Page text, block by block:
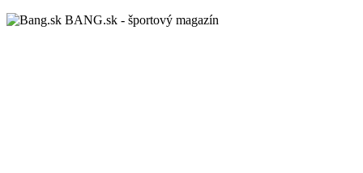
BANG.sk - športový magazín